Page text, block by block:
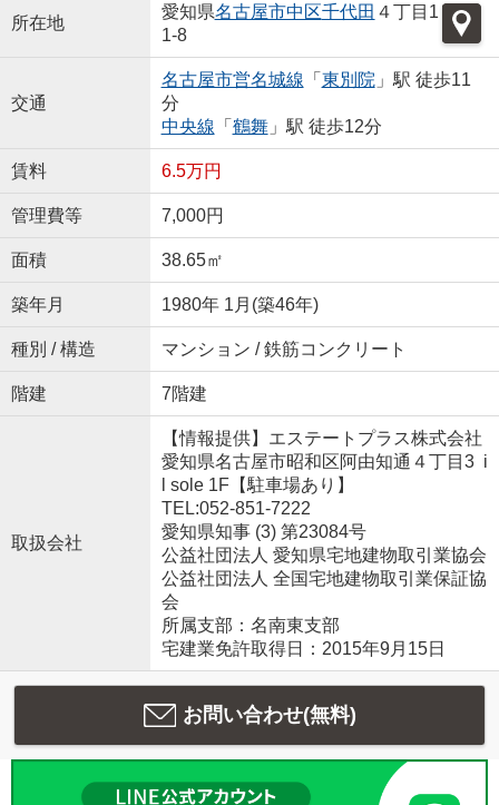
所在地
愛知県名古屋市中区千代田 ４丁目1
1-8
交通
名古屋市営名城線 「 東別院 」駅 徒歩11
分
中央線 「 鶴舞」駅 徒歩12分
賃料 6.5万円
管理費等 7,000円
面積 38.65㎡
築年月 1980年 1月(築46年)
種別 / 構造 マンション / 鉄筋コンクリート
階建 7階建
取扱会社
【情報提供】エステートプラス株式会社
愛知県名古屋市昭和区阿由知通４丁目3 i
l sole 1F【駐車場あり】
TEL:052-851-7222
愛知県知事 (3) 第23084号
公益社団法人 愛知県宅地建物取引業協会
公益社団法人 全国宅地建物取引業保証協
会
所属支部：名南東支部
宅建業免許取得日：2015年9月15日
お問い合わせ(無料)